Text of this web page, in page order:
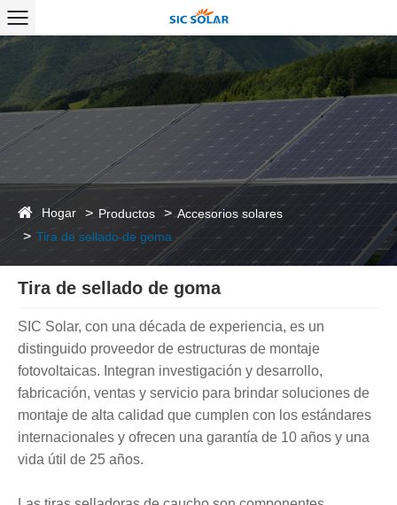
Hogar Productos
Accesorios solares
Tira de sellado de goma
Tira de sellado de goma
SIC Solar, con una década de experiencia, es un
distinguido proveedor de estructuras de montaje
fotovoltaicas. Integran investigación y desarrollo,
fabricación, ventas y servicio para brindar soluciones de
montaje de alta calidad que cumplen con los estándares
internacionales y ofrecen una garantía de 10 años y una
vida útil de 25 años.